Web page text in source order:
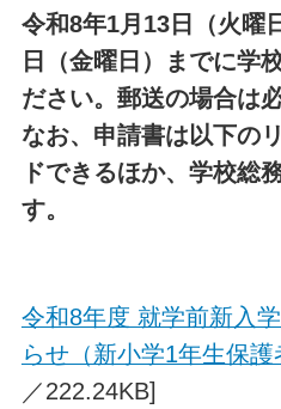
令和8年1月13日（火曜
日（金曜日）までに学
ださい。郵送の場合は
なお、申請書は以下の
ドできるほか、学校総
す。
令和8年度 就学前新入
らせ（新小学1年生保護
／222.24KB]